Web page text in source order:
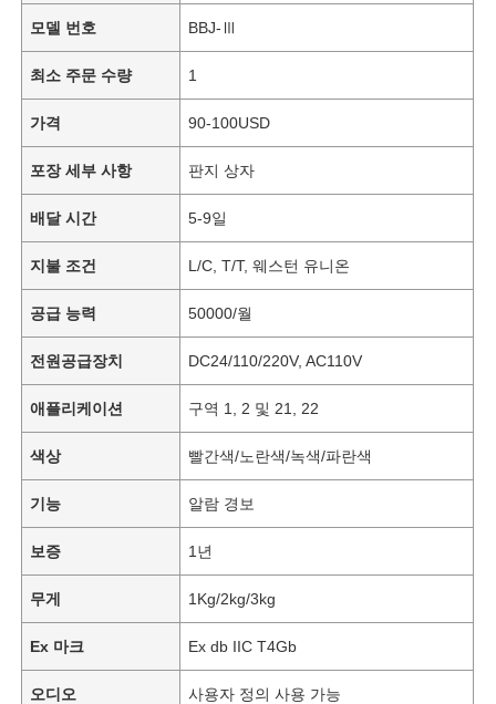
모델 번호 BBJ-Ⅲ
최소 주문 수량 1
가격 90-100USD
포장 세부 사항 판지 상자
배달 시간 5-9일
지불 조건 L/C, T/T, 웨스턴 유니온
공급 능력 50000/월
전원공급장치 DC24/110/220V, AC110V
애플리케이션 구역 1, 2 및 21, 22
색상 빨간색/노란색/녹색/파란색
기능 알람 경보
보증 1년
무게 1Kg/2kg/3kg
Ex 마크 Ex db IIC T4Gb
오디오 사용자 정의 사용 가능